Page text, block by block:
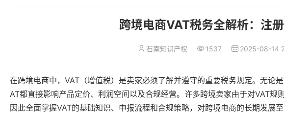
跨境电商VAT税务全解析：注
石南知识产权 1537 2025-08-14
在跨境电商中，VAT（增值税）是卖家必须了解并遵守的重要税务规定。无论
AT都直接影响产品定价、利润空间以及合规经营。许多跨境卖家由于对VAT规
因此全面掌握VAT的基础知识、申报流程和合规策略，对跨境电商的长期发展